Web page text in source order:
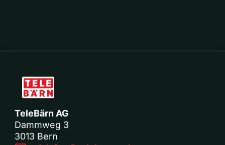
TeleBärn AG
Dammweg 3
3013 Bern